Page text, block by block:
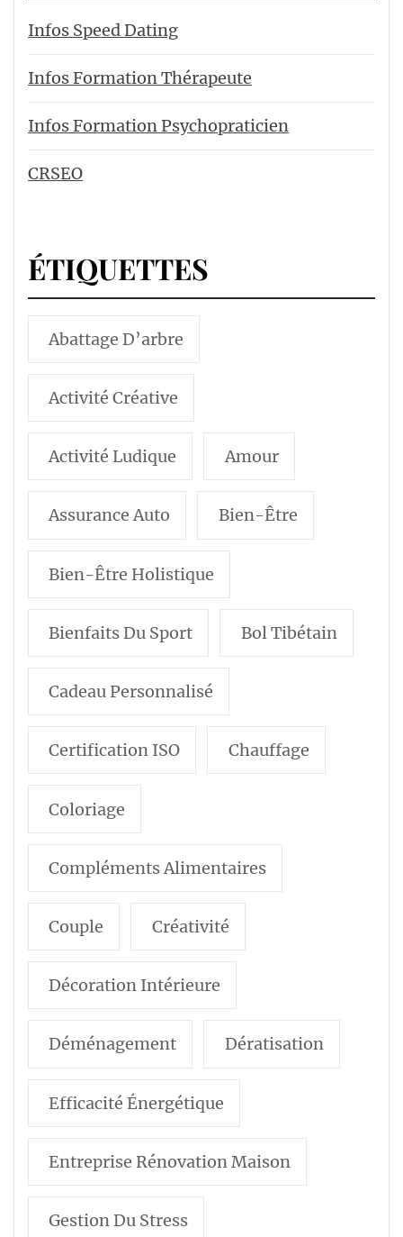
Infos Speed Dating
Infos Formation Thérapeute
Infos Formation Psychopraticien
CRSEO
ÉTIQUETTES
Abattage D’arbre
Activité Créative
Activité Ludique Amour
Assurance Auto Bien-Être
Bien-Être Holistique
Bienfaits Du Sport Bol Tibétain
Cadeau Personnalisé
Certification ISO Chauffage
Coloriage
Compléments Alimentaires
Couple Créativité
Décoration Intérieure
Déménagement Dératisation
Efficacité Énergétique
Entreprise Rénovation Maison
Gestion Du Stress